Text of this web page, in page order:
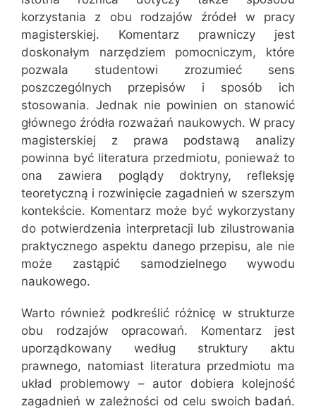
korzystania z obu rodzajów źródeł w pracy
magisterskiej. Komentarz prawniczy jest
doskonałym narzędziem pomocniczym, które
pozwala studentowi zrozumieć sens
poszczególnych przepisów i sposób ich
stosowania. Jednak nie powinien on stanowić
głównego źródła rozważań naukowych. W pracy
magisterskiej z prawa podstawą analizy
powinna być literatura przedmiotu, ponieważ to
ona zawiera poglądy doktryny, refleksję
teoretyczną i rozwinięcie zagadnień w szerszym
kontekście. Komentarz może być wykorzystany
do potwierdzenia interpretacji lub zilustrowania
praktycznego aspektu danego przepisu, ale nie
może zastąpić samodzielnego wywodu
naukowego.
Warto również podkreślić różnicę w strukturze
obu rodzajów opracowań. Komentarz jest
uporządkowany według struktury aktu
prawnego, natomiast literatura przedmiotu ma
układ problemowy – autor dobiera kolejność
zagadnień w zależności od celu swoich badań.